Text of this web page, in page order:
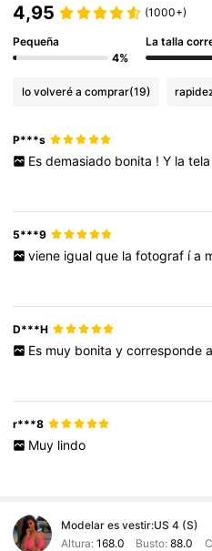
4,95 (1000+)
Pequeña
4%
La talla
lo volveré a comprar(19)
P***s
Es demasiado bonita ! Y la tela
5***9
viene igual que la fotograf ía
D***H
Es muy bonita y corresponde a
r***8
Muy lindo
Modelar es vestir:US 4 (S)
Altura: 168.0 Busto:88.0